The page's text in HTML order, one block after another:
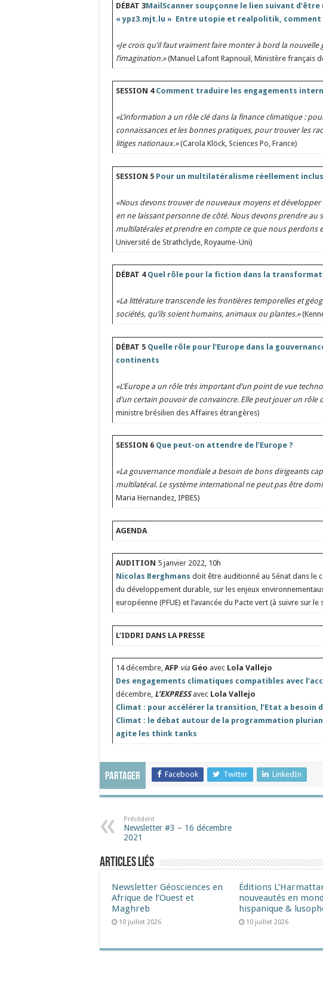
DÉBAT 3MailScanner soupçonne le lien suivant
« ypz3.mjt.lu » Entre utopie et realpolitik, comment
«Je crois qu’il faut vraiment faire monter à bord la nouvelle
l’imagination.»(Manuel Lafont Rapnouil, Ministère français
SESSION 4 Comment traduire les engagements
«L’information a un rôle clé dans la finance climatique :
connaissances et les bonnes pratiques, pour trouver les
litiges nationaux.»(Carola Klöck, Sciences Po, France)
SESSION 5 Pour un multilatéralisme réellement
«Nous devons trouver de nouveaux moyens et
en ne laissant personne de côté. Nous devons prendre au
multilatérales et prendre en compte ce que nous perdons
Université de Strathclyde, Royaume-Uni)
DÉBAT 4Quel rôle pour la fiction dans la
«La littérature transcende les frontières temporelles et
sociétés, qu’ils soient humains, animaux ou plantes.»
DÉBAT 5 Quelle rôle pour l’Europe dans la
continents
«L’Europe a un rôle très important d’un point de vue
d’un certain pouvoir de convaincre. Elle peut jouer un rôle
ministre brésilien des Affaires étrangères)
SESSION 6 Que peut-on attendre de l’Europe ?
«La gouvernance mondiale a besoin de bons dirigeants
multilatéral. Le système international ne peut pas être
Maria Hernandez, IPBES)
AGENDA
AUDITION 5 janvier 2022, 10h
Nicolas Berghmans doit être auditionné au Sénat dans le
du développement durable, sur les enjeux
européenne (PFUE) et l’avancée du Pacte vert (à suivre sur le
L’IDDRI DANS LA PRESSE
14 décembre,AFP via Géo avec Lola Vallejo
Des engagements climatiques compatibles avec
décembre, L’EXPRESSavec Lola Vallejo
Climat : pour accélérer la transition, l’Etat a besoin
Climat : le débat autour de la programmation
agite les think tanks
Partager Facebook Twitter LinkedIn
Précédent
Newsletter #3 – 16 décembre
2021
Articles liés
Newsletter Géosciences en
Afrique de l’Ouest et
Maghreb
10 juillet 2026
Éditions
nouveautés en
hispanique &
10 juillet 2026